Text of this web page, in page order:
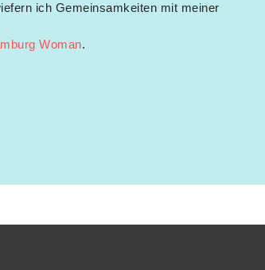
ich Gemeinsamkeiten mit meiner
Woman.